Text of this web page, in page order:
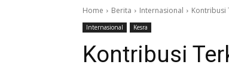
Home Berita Internasional Kontribusi
Internasional Kesra
Kontribusi